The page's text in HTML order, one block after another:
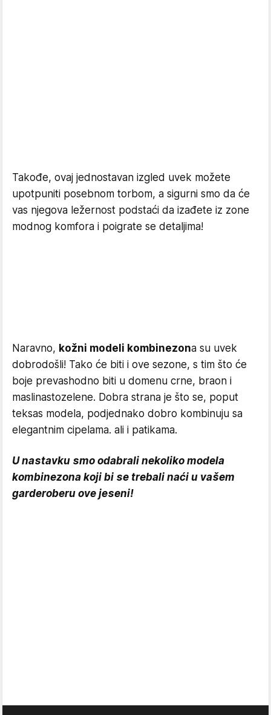
Takođe, ovaj jednostavan izgled uvek možete
upotpuniti posebnom torbom, a sigurni smo da će
vas njegova ležernost podstaći da izađete iz zone
modnog komfora i poigrate se detaljima!
Naravno, kožni modeli kombinezona su uvek
dobrodošli! Tako će biti i ove sezone, s tim što će
boje prevashodno biti u domenu crne, braon i
maslinastozelene. Dobra strana je što se, poput
teksas modela, podjednako dobro kombinuju sa
elegantnim cipelama. ali i patikama.
U nastavku smo odabrali nekoliko modela
kombinezona koji bi se trebali naći u vašem
garderoberu ove jeseni!